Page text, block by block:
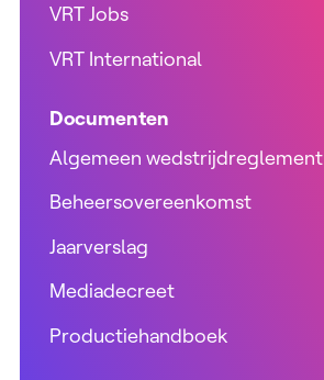
VRT Jobs
VRT International
Documenten
Algemeen wedstrijdreglement
Beheersovereenkomst
Jaarverslag
Mediadecreet
Productiehandboek